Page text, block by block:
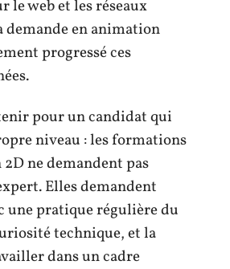
le web et les réseaux
demande en animation
progressé ces
pour un candidat qui
niveau : les formations
ne demandent pas
Elles demandent
une pratique régulière du
technique, et la
dans un cadre